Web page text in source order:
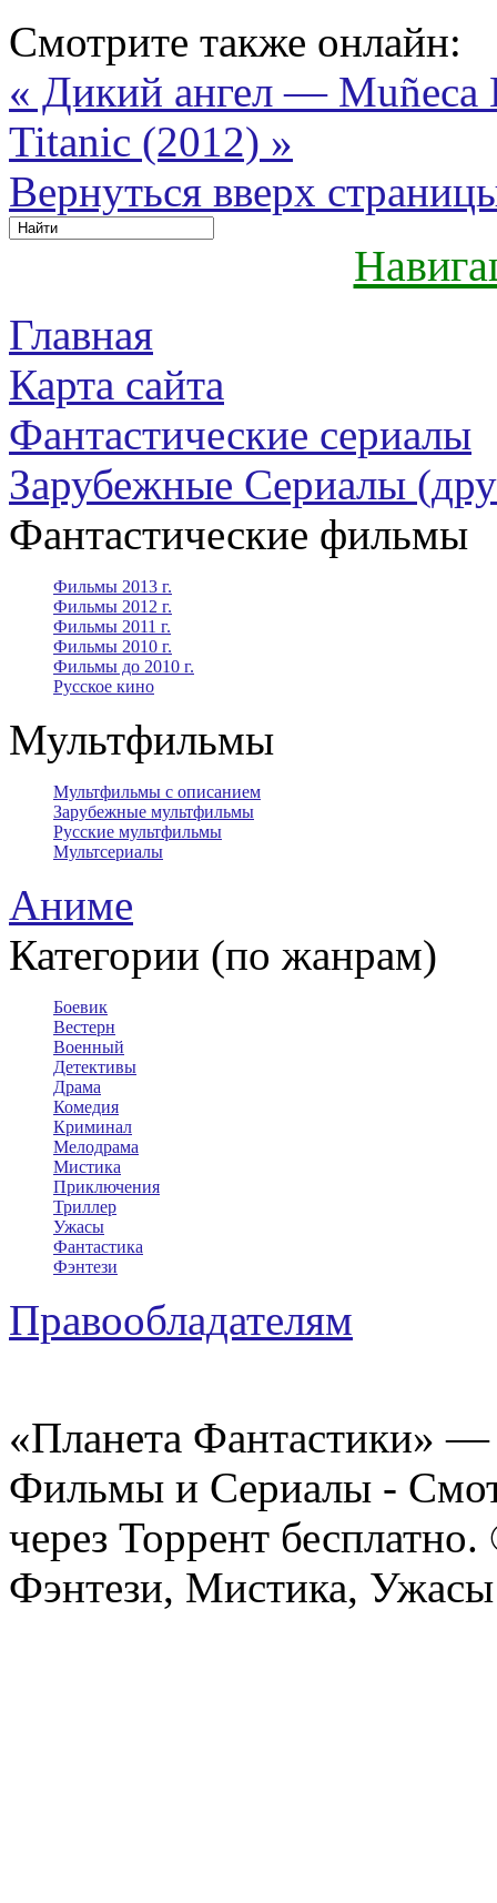
Смотрите также онлайн:
« Дикий ангел — Muñeca
Titanic (2012) »
Вернуться вверх
Главная
Карта сайта
Фантастические сериалы
Зарубежные Сериалы
Фантастические фильмы
Фильмы 2013 г.
Фильмы 2012 г.
Фильмы 2011 г.
Фильмы 2010 г.
Фильмы до 2010 г.
Русское кино
Мультфильмы
Мультфильмы с описанием
Зарубежные мультфильмы
Русские мультфильмы
Мультсериалы
Аниме
Категории (по жанрам)
Боевик
Вестерн
Военный
Детективы
Драма
Комедия
Криминал
Мелодрама
Мистика
Приключения
Триллер
Ужасы
Фантастика
Фэнтези
Правообладателям
«Планета Фантастики»
Фильмы и Сериалы -
через Торрент
Фэнтези, Мистика,